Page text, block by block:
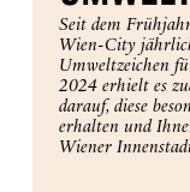
Seit dem
Wien-City
Umweltzeichen
2024 erhielt es
darauf, diese
erhalten und
Wiener